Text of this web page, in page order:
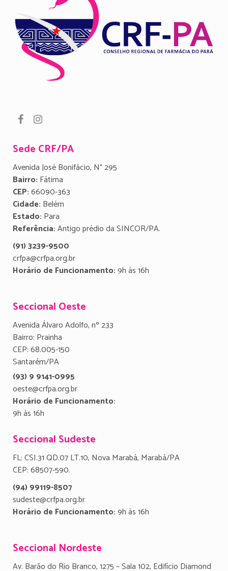
Sede CRF/PA
Avenida José Bonifácio, N° 295
Bairro: Fátima
CEP:66090-363
Cidade: Belém
Estado: Para
Referência:Antigo prédio da SINCOR/PA.
(91) 3239-9500
crfpa@crfpa.org.br
Horário de Funcionamento:9h às 16h
Seccional Oeste
Avenida Álvaro Adolfo, nº 233
Bairro: Prainha
CEP: 68.005-150
Santarém/PA
(93) 9 9141-0995
oeste@crfpa.org.br
Horário de Funcionamento:
9h às 16h
Seccional Sudeste
FL: CSI.31 QD.07 LT.10, Nova Marabá, Marabá/PA
CEP: 68507-590.
(94) 99119-8507
sudeste@crfpa.org.br
Horário de Funcionamento:9h às 16h
Seccional Nordeste
Av. Barão do Rio Branco, 1275 – Sala 102, Edifício Diamond